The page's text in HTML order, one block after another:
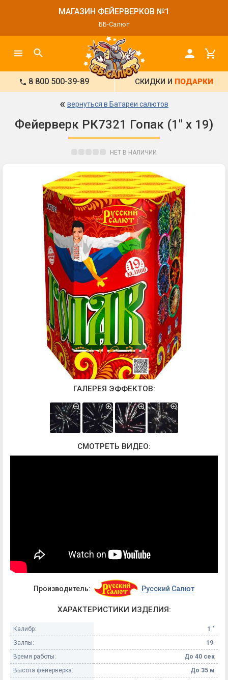
МАГАЗИН ФЕЙЕРВЕРКОВ №1
ББ-Салют
8 800 500-39-89 СКИДКИ И ПОДАРКИ
« вернуться в Батареи салютов
Фейерверк РК7321 Гопак (1" х 19)
НЕТ В НАЛИЧИИ
ГАЛЕРЕЯ ЭФФЕКТОВ:
СМОТРЕТЬ ВИДЕО:
Производитель: Русский Салют
ХАРАКТЕРИСТИКИ ИЗДЕЛИЯ:
Калибр:
1 "
Залпы:
19
Время работы:
До 40 сек
Высота фейерверка:
До 35 м